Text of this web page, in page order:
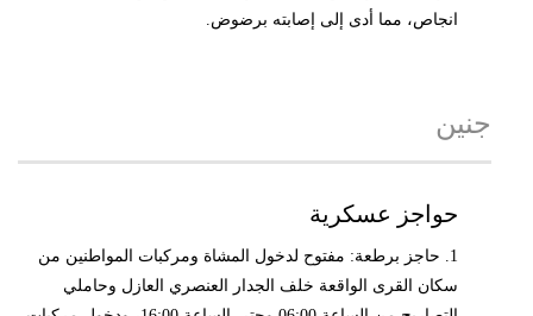
انجاص، مما أدى إلى إصابته برضوض.
جنين
حواجز عسكرية
1. حاجز برطعة: مفتوح لدخول المشاة ومركبات المواطنين من
سكان القرى الواقعة خلف الجدار العنصري العازل وحاملي